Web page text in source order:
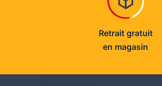
Retrait gratuit
en magasin